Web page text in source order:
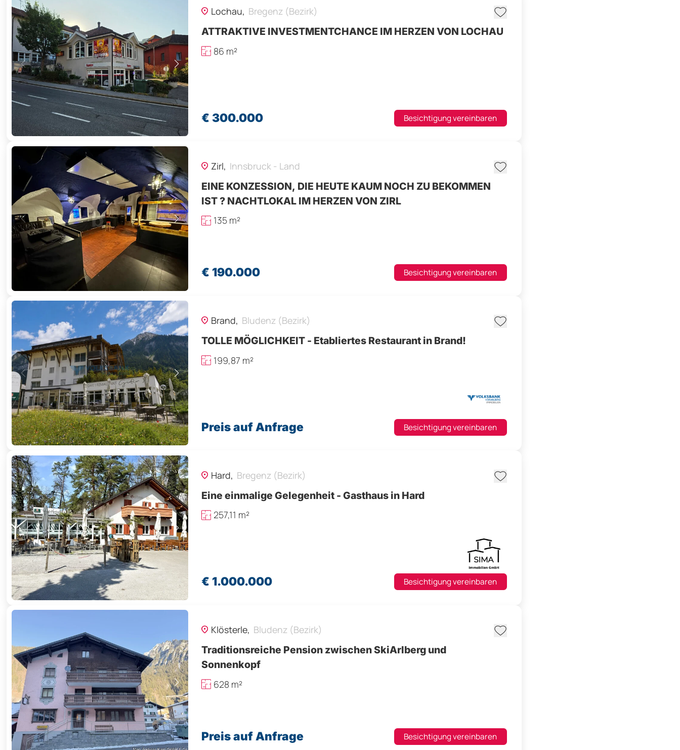
Lochau, Bregenz (Bezirk)
ATTRAKTIVE INVESTMENTCHANCE IM HERZEN VON LOCHAU
86 m²
€ 300.000 Besichtigung vereinbaren
Zirl, Innsbruck - Land
EINE KONZESSION, DIE HEUTE KAUM NOCH ZU BEKOMMEN
IST ? NACHTLOKAL IM HERZEN VON ZIRL
135 m²
€ 190.000 Besichtigung vereinbaren
Brand, Bludenz (Bezirk)
TOLLE MÖGLICHKEIT - Etabliertes Restaurant in Brand!
199,87 m²
Preis auf Anfrage Besichtigung vereinbaren
Hard, Bregenz (Bezirk)
Eine einmalige Gelegenheit - Gasthaus in Hard
257,11 m²
€ 1.000.000 Besichtigung vereinbaren
Klösterle, Bludenz (Bezirk)
Traditionsreiche Pension zwischen SkiArlberg und
Sonnenkopf
628 m²
Preis auf Anfrage Besichtigung vereinbaren